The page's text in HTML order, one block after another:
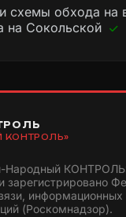
схемы обхода на
на Сокольской
Народный
зарегистрировано
информационных
(Роскомнадзор).